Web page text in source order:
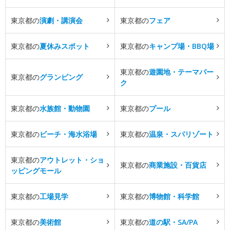
東京都の演劇・講演会 東京都のフェア
東京都の夏休みスポット 東京都のキャンプ場・BBQ場
東京都のグランピング
東京都の遊園地・テーマパー
ク
東京都の水族館・動物園 東京都のプール
東京都のビーチ・海水浴場 東京都の温泉・スパリゾート
東京都のアウトレット・ショ
ッピングモール
東京都の商業施設・百貨店
東京都の工場見学 東京都の博物館・科学館
東京都の美術館 東京都の道の駅・SA/PA